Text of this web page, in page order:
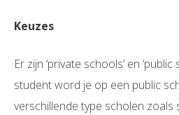
Keuzes
Er zijn ‘private schools’ en
student word je op een public
verschillende type scholen zoals